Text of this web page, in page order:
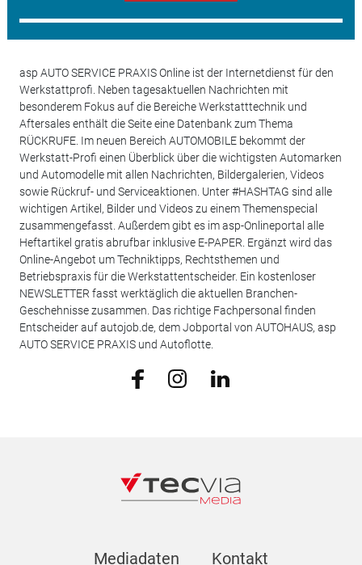
asp AUTO SERVICE PRAXIS Online ist der Internetdienst für den
Werkstattprofi. Neben tagesaktuellen Nachrichten mit
besonderem Fokus auf die Bereiche Werkstatttechnik und
Aftersales enthält die Seite eine Datenbank zum Thema
RÜCKRUFE. Im neuen Bereich AUTOMOBILE bekommt der
Werkstatt-Profi einen Überblick über die wichtigsten Automarken
und Automodelle mit allen Nachrichten, Bildergalerien, Videos
sowie Rückruf- und Serviceaktionen. Unter #HASHTAG sind alle
wichtigen Artikel, Bilder und Videos zu einem Themenspecial
zusammengefasst. Außerdem gibt es im asp-Onlineportal alle
Heftartikel gratis abrufbar inklusive E-PAPER. Ergänzt wird das
Online-Angebot um Techniktipps, Rechtsthemen und
Betriebspraxis für die Werkstattentscheider. Ein kostenloser
NEWSLETTER fasst werktäglich die aktuellen Branchen-
Geschehnisse zusammen. Das richtige Fachpersonal finden
Entscheider auf autojob.de, dem Jobportal von AUTOHAUS, asp
AUTO SERVICE PRAXIS und Autoflotte.
Mediadaten Kontakt